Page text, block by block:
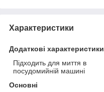
Характеристики
Додаткові характеристики
Підходить для миття в
посудомийній машині
Основні